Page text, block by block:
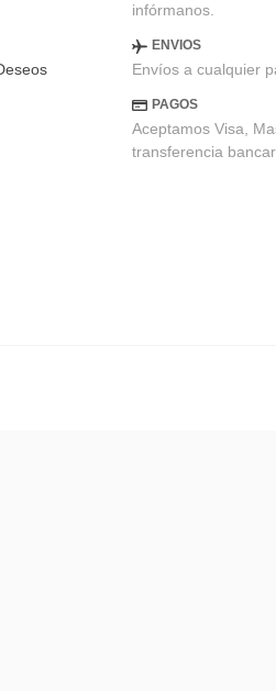
infórmanos.
ENVIOS
Envíos a cualquier
PAGOS
Aceptamos Visa,
transferencia